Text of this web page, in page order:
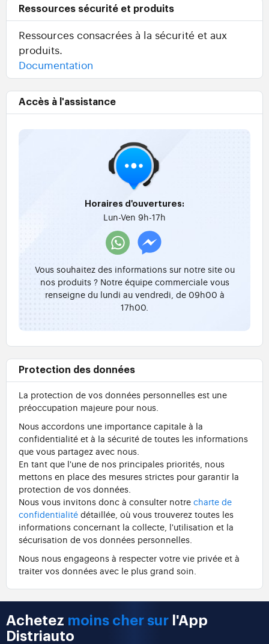
Ressources sécurité et produits
Ressources consacrées à la sécurité et aux
produits.
Documentation
Accès à l'assistance
Horaires d'ouvertures:
Lun-Ven 9h-17h
Vous souhaitez des informations sur notre site ou
nos produits ? Notre équipe commerciale vous
renseigne du lundi au vendredi, de 09h00 à
17h00.
Protection des données
La protection de vos données personnelles est une
préoccupation majeure pour nous.
Nous accordons une importance capitale à la
confidentialité et à la sécurité de toutes les informations
que vous partagez avec nous.
En tant que l'une de nos principales priorités, nous
mettons en place des mesures strictes pour garantir la
protection de vos données.
Nous vous invitons donc à consulter notre charte de
confidentialité détaillée, où vous trouverez toutes les
informations concernant la collecte, l'utilisation et la
sécurisation de vos données personnelles.
Nous nous engageons à respecter votre vie privée et à
traiter vos données avec le plus grand soin.
Achetez moins cher sur l'App
Distriauto